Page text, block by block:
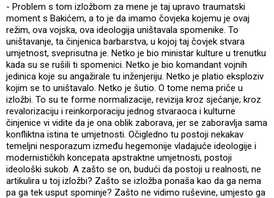
- Problem s tom izložbom za mene je taj upravo traumatski
moment s Bakićem, a to je da imamo čovjeka kojemu je ovaj
režim, ova vojska, ova ideologija uništavala spomenike. To
uništavanje, ta činjenica barbarstva, u kojoj taj čovjek stvara
umjetnost, sveprisutna je. Netko je bio ministar kulture u trenutku
kada su se rušili ti spomenici. Netko je bio komandant vojnih
jedinica koje su angažirale tu inženjeriju. Netko je platio eksploziv
kojim se to uništavalo. Netko je šutio. O tome nema priče u
izložbi. To su te forme normalizacije, revizija kroz sjećanje; kroz
revalorizaciju i reinkorporaciju jednog stvaraoca i kulturne
činjenice vi vidite da je ona oblik zaborava, jer se zaboravlja sama
konfliktna istina te umjetnosti. Očigledno tu postoji nekakav
temeljni nesporazum između hegemonije vladajuće ideologije i
modernističkih koncepata apstraktne umjetnosti, postoji
ideološki sukob. A zašto se on, budući da postoji u realnosti, ne
artikulira u toj izložbi? Zašto se izložba ponaša kao da ga nema
pa ga tek usput spominje? Zašto ne vidimo ruševine, umjesto ga